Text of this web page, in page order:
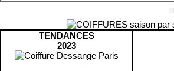
TENDANCES
2023